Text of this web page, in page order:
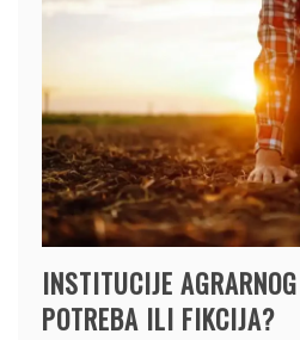
INSTITUCIJE
POTREBA ILI FIKCIJA?